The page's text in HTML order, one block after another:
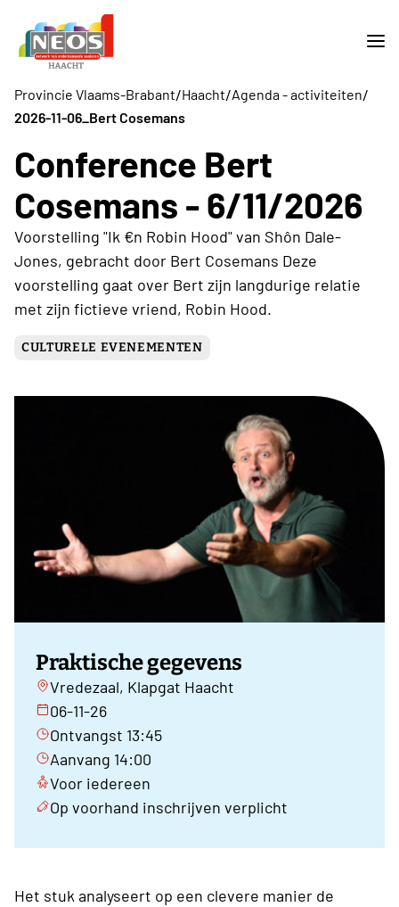
Provincie Vlaams-Brabant/Haacht/Agenda - activiteiten/
2026-11-06_Bert Cosemans
Conference Bert
Cosemans - 6/11/2026
Voorstelling "Ik €n Robin Hood" van Shôn Dale-
Jones, gebracht door Bert Cosemans Deze
voorstelling gaat over Bert zijn langdurige relatie
met zijn fictieve vriend, Robin Hood.
CULTURELE EVENEMENTEN
Praktische gegevens
Vredezaal, Klapgat Haacht
06-11-26
Ontvangst 13:45
Aanvang 14:00
Voor iedereen
Op voorhand inschrijven verplicht
Het stuk analyseert op een clevere manier de